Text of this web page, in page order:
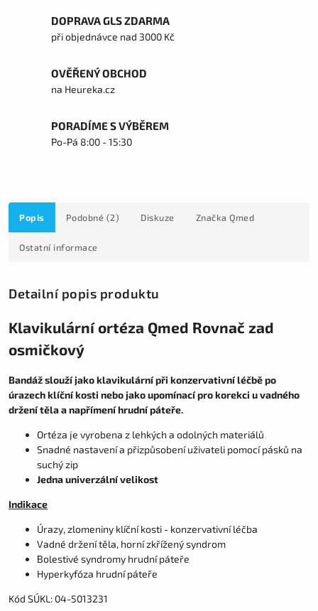
DOPRAVA GLS ZDARMA
při objednávce nad 3000 Kč
OVĚŘENÝ OBCHOD
na Heureka.cz
PORADÍME S VÝBĚREM
Po-Pá 8:00 - 15:30
Popis Podobné (2) Diskuze Značka Qmed
Ostatní informace
Detailní popis produktu
Klavikulární ortéza Qmed Rovnač zad
osmičkový
Bandáž slouží jako klavikulární při konzervativní léčbě po
úrazech klíční kosti nebo jako upomínací pro korekci u vadného
držení těla a napřímení hrudní páteře.
Ortéza je vyrobena z lehkých a odolných materiálů
Snadné nastavení a přizpůsobení uživateli pomocí pásků na
suchý zip
Jedna univerzální velikost
Indikace
Úrazy, zlomeniny klíční kosti - konzervativní léčba
Vadné držení těla, horní zkřížený syndrom
Bolestivé syndromy hrudní páteře
Hyperkyfóza hrudní páteře
Kód SÚKL: 04-5013231